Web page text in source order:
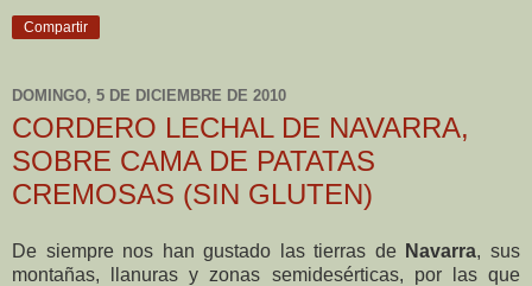
Compartir
DOMINGO, 5 DE DICIEMBRE DE 2010
CORDERO LECHAL DE NAVARRA,
SOBRE CAMA DE PATATAS
CREMOSAS (SIN GLUTEN)
De siempre nos han gustado las tierras de Navarra, sus
montañas, llanuras y zonas semidesérticas, por las que